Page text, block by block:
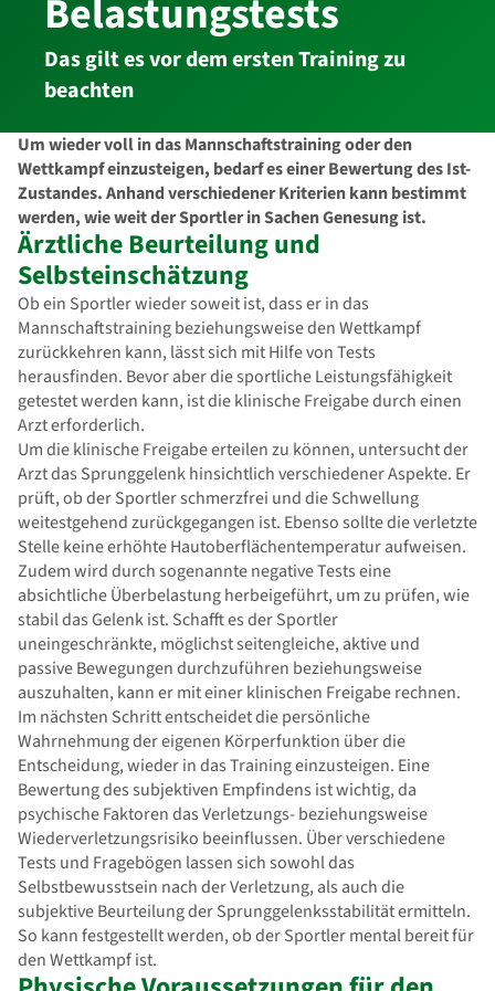
Be­las­tungs­tests
Das gilt es vor dem ersten Training zu
beachten
Um wieder voll in das Mannschaftstraining oder den
Wettkampf einzusteigen, bedarf es einer Bewertung des Ist-
Zustandes. Anhand verschiedener Kriterien kann bestimmt
werden, wie weit der Sportler in Sachen Genesung ist.
Ärztliche Beurteilung und
Selbsteinschätzung
Ob ein Sportler wieder soweit ist, dass er in das
Mannschaftstraining beziehungsweise den Wettkampf
zurückkehren kann, lässt sich mit Hilfe von Tests
herausfinden. Bevor aber die sportliche Leistungsfähigkeit
getestet werden kann, ist die klinische Freigabe durch einen
Arzt erforderlich.
Um die klinische Freigabe erteilen zu können, untersucht der
Arzt das Sprunggelenk hinsichtlich verschiedener Aspekte. Er
prüft, ob der Sportler schmerzfrei und die Schwellung
weitestgehend zurückgegangen ist. Ebenso sollte die verletzte
Stelle keine erhöhte Hautoberflächentemperatur aufweisen.
Zudem wird durch sogenannte negative Tests eine
absichtliche Überbelastung herbeigeführt, um zu prüfen, wie
stabil das Gelenk ist. Schafft es der Sportler
uneingeschränkte, möglichst seitengleiche, aktive und
passive Bewegungen durchzuführen beziehungsweise
auszuhalten, kann er mit einer klinischen Freigabe rechnen.
Im nächsten Schritt entscheidet die persönliche
Wahrnehmung der eigenen Körperfunktion über die
Entscheidung, wieder in das Training einzusteigen. Eine
Bewertung des subjektiven Empfindens ist wichtig, da
psychische Faktoren das Verletzungs- beziehungsweise
Wiederverletzungsrisiko beeinflussen. Über verschiedene
Tests und Fragebögen lassen sich sowohl das
Selbstbewusstsein nach der Verletzung, als auch die
subjektive Beurteilung der Sprunggelenksstabilität ermitteln.
So kann festgestellt werden, ob der Sportler mental bereit für
den Wettkampf ist.